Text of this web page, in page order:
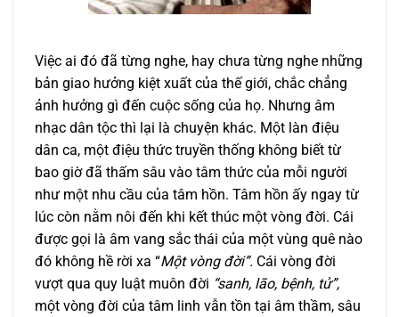
Việc ai đó đã từng nghe, hay chưa từng nghe những
bản giao hưởng kiệt xuất của thế giới, chắc chẳng
ảnh hưởng gì đến cuộc sống của họ. Nhưng âm
nhạc dân tộc thì lại là chuyện khác. Một làn điệu
dân ca, một điệu thức truyền thống không biết từ
bao giờ đã thấm sâu vào tâm thức của mỗi người
như một nhu cầu của tâm hồn. Tâm hồn ấy ngay từ
lúc còn nằm nôi đến khi kết thúc một vòng đời. Cái
được gọi là âm vang sắc thái của một vùng quê nào
đó không hề rời xa “Một vòng đời”. Cái vòng đời
vượt qua quy luật muôn đời “sanh, lão, bệnh, tử”,
một vòng đời của tâm linh vẫn tồn tại âm thầm, sâu